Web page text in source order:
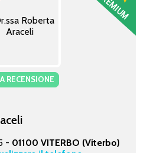
RECENSIONE
- 01100 VITERBO (Viterbo)